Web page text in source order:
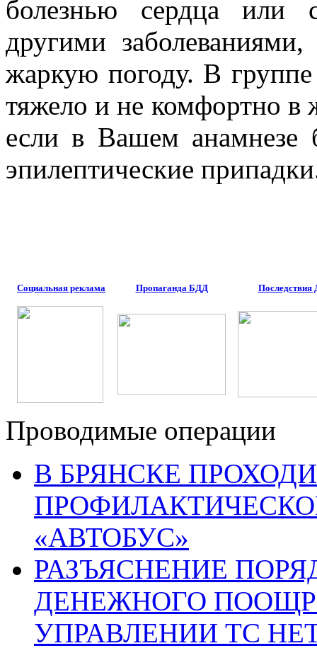
болезнью сердца или
другими
жаркую погоду. В
тяжело и не комфортно в
если в Вашем анамнезе
эпилептические
Социальная реклама Пропаганда БДД
Проводимые операции
В БРЯНСКЕ
«АВТОБУС»
РАЗЪЯСНЕНИЕ
ДЕНЕЖНОГО
УПРАВЛЕНИИ ТС